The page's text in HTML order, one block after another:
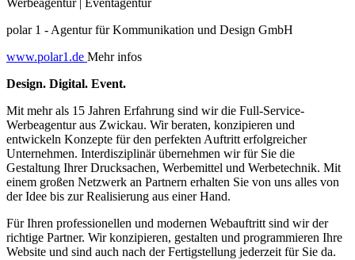
Werbeagentur | Eventagentur
polar 1 - Agentur für Kommunikation und Design GmbH
www.polar1.de Mehr infos
Design. Digital. Event.
Mit mehr als 15 Jahren Erfahrung sind wir die Full-Service-
Werbeagentur aus Zwickau. Wir beraten, konzipieren und
entwickeln Konzepte für den perfekten Auftritt erfolgreicher
Unternehmen. Interdisziplinär übernehmen wir für Sie die
Gestaltung Ihrer Drucksachen, Werbemittel und Werbetechnik. Mit
einem großen Netzwerk an Partnern erhalten Sie von uns alles von
der Idee bis zur Realisierung aus einer Hand.
Für Ihren professionellen und modernen Webauftritt sind wir der
richtige Partner. Wir konzipieren, gestalten und programmieren Ihre
Website und sind auch nach der Fertigstellung jederzeit für Sie da.